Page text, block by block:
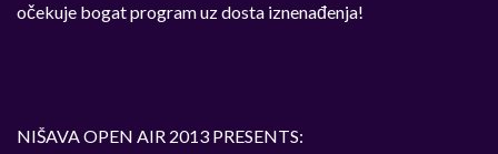
očekuje bogat program uz dosta iznenađenja!
NIŠAVA OPEN AIR 2013 PRESENTS: